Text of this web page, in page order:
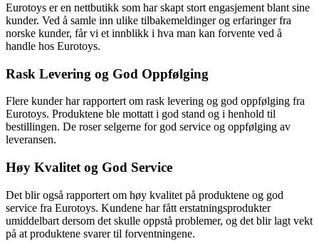
Eurotoys er en nettbutikk som har skapt stort engasjement blant sine
kunder. Ved å samle inn ulike tilbakemeldinger og erfaringer fra
norske kunder, får vi et innblikk i hva man kan forvente ved å
handle hos Eurotoys.
Rask Levering og God Oppfølging
Flere kunder har rapportert om rask levering og god oppfølging fra
Eurotoys. Produktene ble mottatt i god stand og i henhold til
bestillingen. De roser selgerne for god service og oppfølging av
leveransen.
Høy Kvalitet og God Service
Det blir også rapportert om høy kvalitet på produktene og god
service fra Eurotoys. Kundene har fått erstatningsprodukter
umiddelbart dersom det skulle oppstå problemer, og det blir lagt vekt
på at produktene svarer til forventningene.